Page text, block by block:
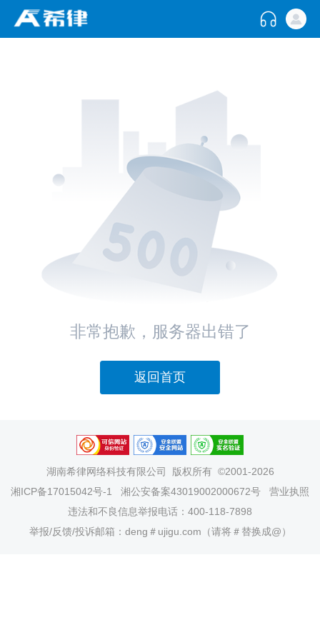
非常抱歉，服务器出错了
返回首页
湖南希律网络科技有限公司
版权所有 ©2001-2026
湘ICP备17015042号-1
湘公安备案43019002000672号
营业执照
违法和不良信息举报电话：400-118-7898
举报/反馈/投诉邮箱：deng＃ujigu.com（请将＃替换成@）